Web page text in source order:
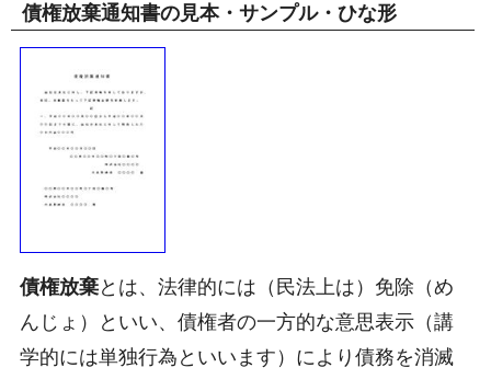
債権放棄通知書の見本・サンプル・ひな形
債権放棄とは、法律的には（民法上は）免除（め
んじょ）といい、債権者の一方的な意思表示（講
学的には単独行為といいます）により債務を消滅